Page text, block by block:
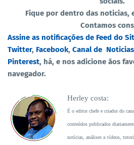
Fique por dentro das noticias,
Contamos
Assine as notificações de Feed do
Twitter, Facebook, Canal de
Pinterest, há, e nos adicione ãos
navegador.
Herley costa:
É o editor chefe e criador do
conteúdos publicados
notícias, análises a vídeos,